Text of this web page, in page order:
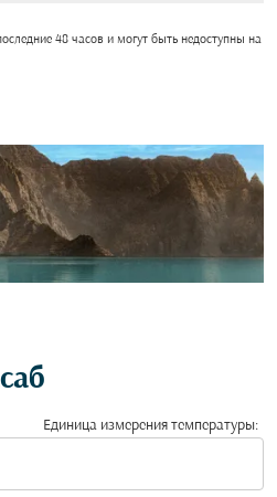
48 часов и могут быть недоступны на
Единица измерения температуры: